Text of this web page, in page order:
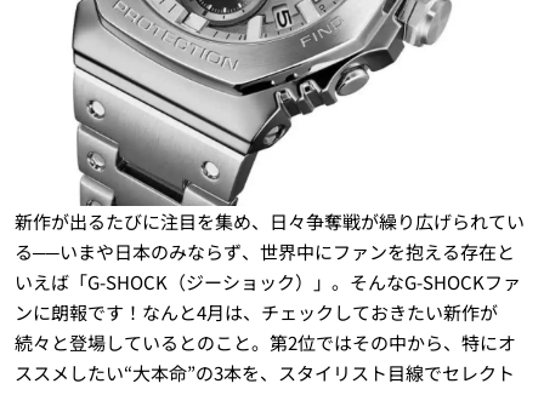
新作が出るたびに注目を集め、日々争奪戦が繰り広げられてい
る──いまや日本のみならず、世界中にファンを抱える存在と
いえば「G-SHOCK（ジーショック）」。そんなG-SHOCKファ
ンに朗報です！なんと4月は、チェックしておきたい新作が
続々と登場しているとのこと。第2位ではその中から、特にオ
ススメしたい“大本命”の3本を、スタイリスト目線でセレクト